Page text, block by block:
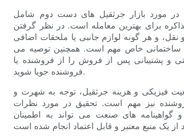
در مورد بازار جرثقیل های دست دوم شامل
برای بهترین معامله است. در نظر گرفتن
نقل، و هر گونه لوازم جانبی یا ملحقات اضافی
ساختمانی خاص مهم است. همچنین توصیه می
و پشتیبانی پس از فروش را از فروشنده یا
فروشنده جویا شوید.
فیزیکی و هزینه جرثقیل، توجه به شهرت و
نیز مهم است. تحقیق در مورد نظرات
گواهینامه های صنعت می تواند به اطمینان